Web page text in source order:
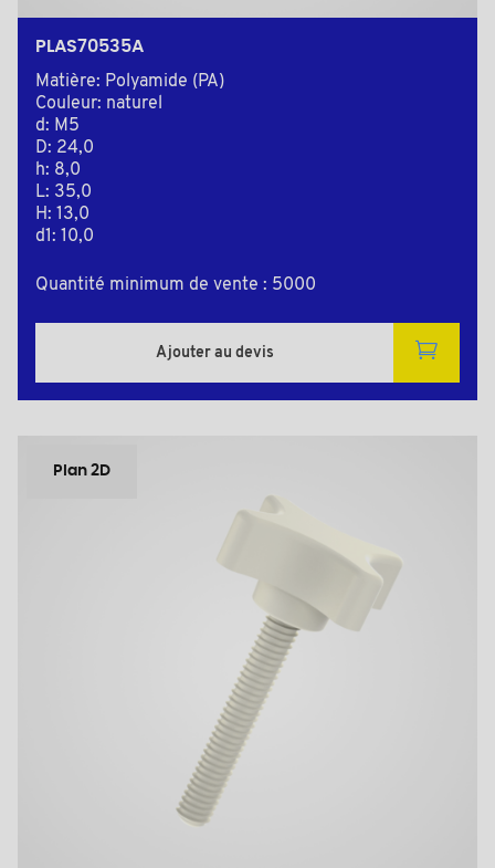
PLAS70535A
Matière: Polyamide (PA)
Couleur: naturel
d: M5
D: 24,0
h: 8,0
L: 35,0
H: 13,0
d1: 10,0
Quantité minimum de vente : 5000
Ajouter au devis
Plan 2D